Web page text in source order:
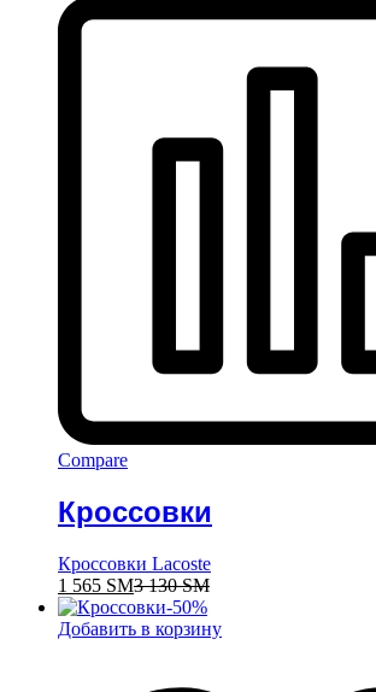
Compare
Кроссовки
Кроссовки Lacoste
1 565 ЅМ3 130ЅМ
-50%
Добавить в корзину